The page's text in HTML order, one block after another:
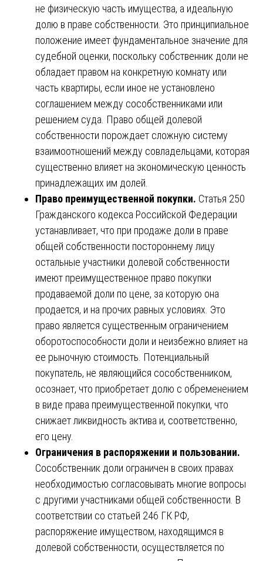
не физическую часть имущества, а идеальную
долю в праве собственности. Это принципиальное
положение имеет фундаментальное значение для
судебной оценки, поскольку собственник доли не
обладает правом на конкретную комнату или
часть квартиры, если иное не установлено
соглашением между сособственниками или
решением суда. Право общей долевой
собственности порождает сложную систему
взаимоотношений между совладельцами, которая
существенно влияет на экономическую ценность
принадлежащих им долей.
Право преимущественной покупки. Статья 250
Гражданского кодекса Российской Федерации
устанавливает, что при продаже доли в праве
общей собственности постороннему лицу
остальные участники долевой собственности
имеют преимущественное право покупки
продаваемой доли по цене, за которую она
продается, и на прочих равных условиях. Это
право является существенным ограничением
оборотоспособности доли и неизбежно влияет на
ее рыночную стоимость. Потенциальный
покупатель, не являющийся сособственником,
осознает, что приобретает долю с обременением
в виде права преимущественной покупки, что
снижает ликвидность актива и, соответственно,
его цену.
Ограничения в распоряжении и пользовании.
Сособственник доли ограничен в своих правах
необходимостью согласовывать многие вопросы
с другими участниками общей собственности. В
соответствии со статьей 246 ГК РФ,
распоряжение имуществом, находящимся в
долевой собственности, осуществляется по